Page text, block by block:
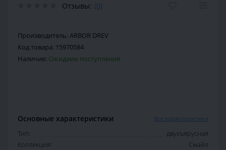
Отзывы: (0)
Производитель: ARBOR DREV
Код товара: 15970584
Наличие: Ожидаем поступления
Основные характеристики Все характеристики
Тип:
двухъярусная
Коллекция:
Смайл